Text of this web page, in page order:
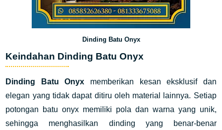
Dinding Batu Onyx
Keindahan Dinding Batu Onyx
Dinding Batu Onyx memberikan kesan eksklusif dan
elegan yang tidak dapat ditiru oleh material lainnya. Setiap
potongan batu onyx memiliki pola dan warna yang unik,
sehingga menghasilkan dinding yang benar-benar